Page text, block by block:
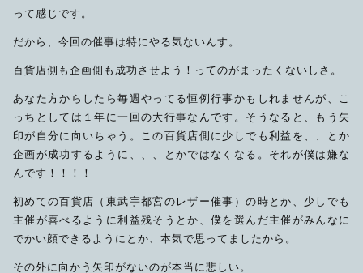
って感じです。
だから、今回の催事は特にやる気ないんす。
百貨店側も企画側も成功させよう！ってのがまったくないしさ。
あなた方からしたら毎週やってる恒例行事かもしれませんが、こ
っちとしては１年に一回の大行事なんです。そうなると、もう矢
印が自分に向いちゃう。この百貨店側に少しでも利益を、、とか
企画が成功するように、、、とかではなくなる。それが僕は嫌な
んです！！！！
初めての百貨店（東武宇都宮のレザー催事）の時とか、少しでも
主催が喜べるように利益残そうとか、僕を選んだ主催がみんなに
でかい顔できるようにとか、本気で思ってましたから。
その外に向かう矢印がないのが本当に悲しい。